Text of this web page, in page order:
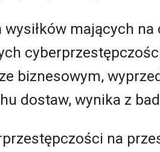
mających
biznesowym,
dostaw, wynika z
na